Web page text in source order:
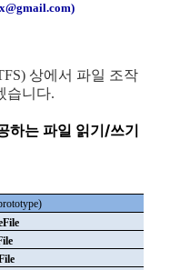
상에서 파일 조작
습니다.
는 파일 읽기/쓰기